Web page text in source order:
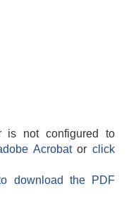
is not configured to
Acrobatorclick
download the PDF